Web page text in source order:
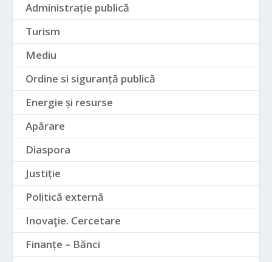
Administrație publică
Turism
Mediu
Ordine si siguranță publică
Energie și resurse
Apărare
Diaspora
Justiție
Politică externă
Inovaţie. Cercetare
Finanțe – Bănci